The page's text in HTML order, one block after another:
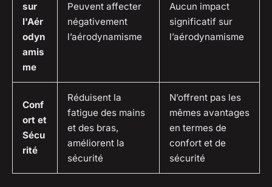
sur
l'Aér
odyn
amis
me
Peuvent affecter
négativement
l’aérodynamisme
Aucun impact
significatif sur
l’aérodynamisme
Conf
ort et
Sécu
rité
Réduisent la
fatigue des mains
et des bras,
améliorent la
sécurité
N’offrent pas les
mêmes avantages
en termes de
confort et de
sécurité